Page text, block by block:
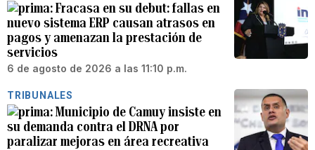
Fracasa en su debut: fallas en
nuevo sistema ERP causan atrasos en
pagos y amenazan la prestación de
servicios
6 de agosto de 2026 a las 11:10 p.m.
TRIBUNALES
Municipio de Camuy insiste en
su demanda contra el DRNA por
paralizar mejoras en área recreativa